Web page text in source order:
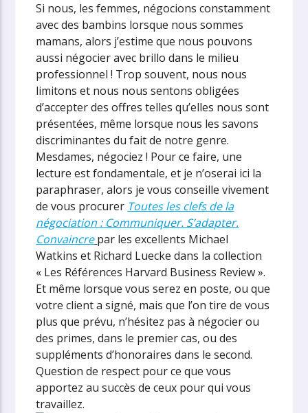
Si nous, les femmes, négocions constamment
avec des bambins lorsque nous sommes
mamans, alors j’estime que nous pouvons
aussi négocier avec brillo dans le milieu
professionnel ! Trop souvent, nous nous
limitons et nous nous sentons obligées
d’accepter des offres telles qu’elles nous sont
présentées, même lorsque nous les savons
discriminantes du fait de notre genre.
Mesdames, négociez ! Pour ce faire, une
lecture est fondamentale, et je n’oserai ici la
paraphraser, alors je vous conseille vivement
de vous procurer Toutes les clefs de la
négociation : Communiquer. S’adapter.
Convaincre par les excellents Michael
Watkins et Richard Luecke dans la collection
« Les Références Harvard Business Review ».
Et même lorsque vous serez en poste, ou que
votre client a signé, mais que l’on tire de vous
plus que prévu, n’hésitez pas à négocier ou
des primes, dans le premier cas, ou des
suppléments d’honoraires dans le second.
Question de respect pour ce que vous
apportez au succès de ceux pour qui vous
travaillez.